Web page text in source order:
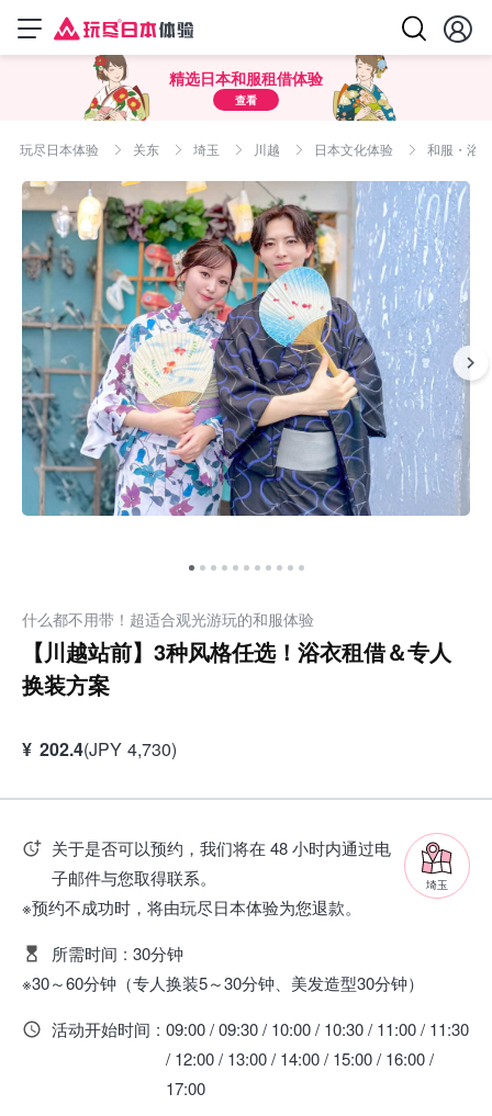
精选日本和服租借体验
查看
玩尽日本体验 关东 埼玉 川越 日本文化体验 和服・浴衣
什么都不用带！超适合观光游玩的和服体验
【川越站前】3种风格任选！浴衣租借＆专人
换装方案
¥ 202.4(JPY 4,730)
埼玉
关于是否可以预约，我们将在 48 小时内通过电
子邮件与您取得联系。
※预约不成功时，将由玩尽日本体验为您退款。
所需时间 : 30分钟
※30～60分钟（专人换装5～30分钟、美发造型30分钟）
活动开始时间 : 09:00 / 09:30 / 10:00 / 10:30 / 11:00 / 11:30
/ 12:00 / 13:00 / 14:00 / 15:00 / 16:00 /
17:00